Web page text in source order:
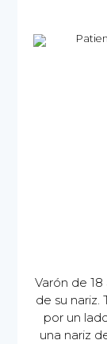
Varón de
de su nariz.
por un
una nariz